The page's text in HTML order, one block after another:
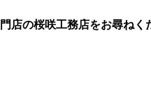
店の桜咲工務店をお尋ねく